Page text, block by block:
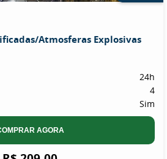
Atmosferas Explosivas
24h
4
Sim
AGORA